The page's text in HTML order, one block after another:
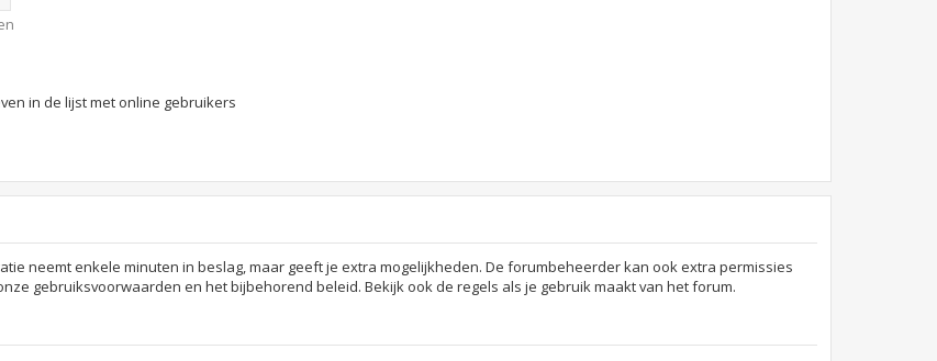
in de lijst met online gebruikers
neemt enkele minuten in beslag, maar geeft je extra mogelijkheden. De forumbeheerder kan ook extra permissies
gebruiksvoorwaarden en het bijbehorend beleid. Bekijk ook de regels als je gebruik maakt van het forum.